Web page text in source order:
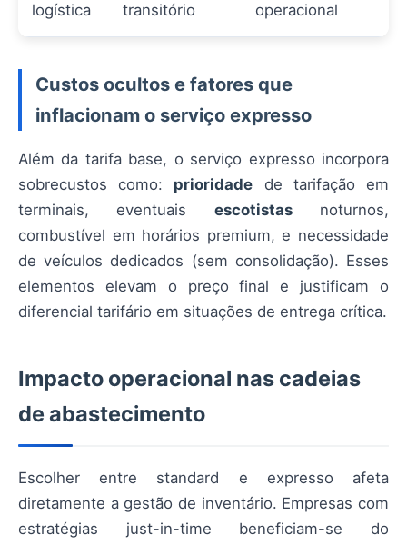
logística
transitório
operacional
Custos ocultos e fatores que
inflacionam o serviço expresso
Além da tarifa base, o serviço expresso incorpora
sobrecustos como: prioridade de tarifação em
terminais, eventuais escotistasnoturnos,
combustível em horários premium, e necessidade
de veículos dedicados (sem consolidação). Esses
elementos elevam o preço final e justificam o
diferencial tarifário em situações de entrega crítica.
Impacto operacional nas cadeias
de abastecimento
Escolher entre standard e expresso afeta
diretamente a gestão de inventário. Empresas com
estratégias just-in-time beneficiam-se do